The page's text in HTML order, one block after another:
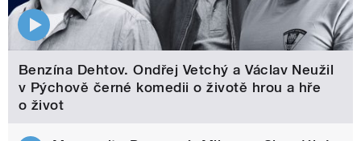
Benzína Dehtov. Ondřej Vetchý a Václav Neužil
v Pýchově černé komedii o životě hrou a hře
o život